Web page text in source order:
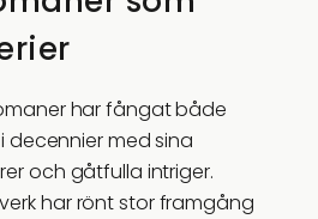
har fångat både
decennier med sina
och gåtfulla intriger.
har rönt stor framgång